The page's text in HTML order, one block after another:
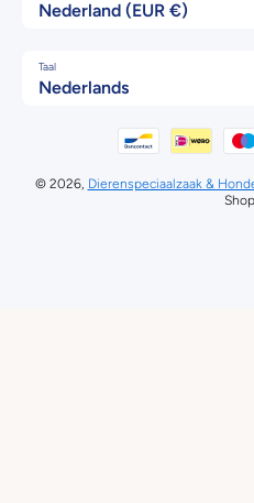
Nederland (EUR €)
Taal
Nederlands
© 2026, Dierenspeciaalzaak &